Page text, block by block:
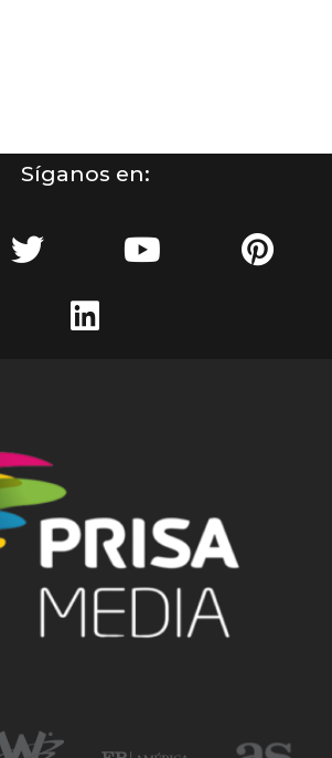
Síganos en: